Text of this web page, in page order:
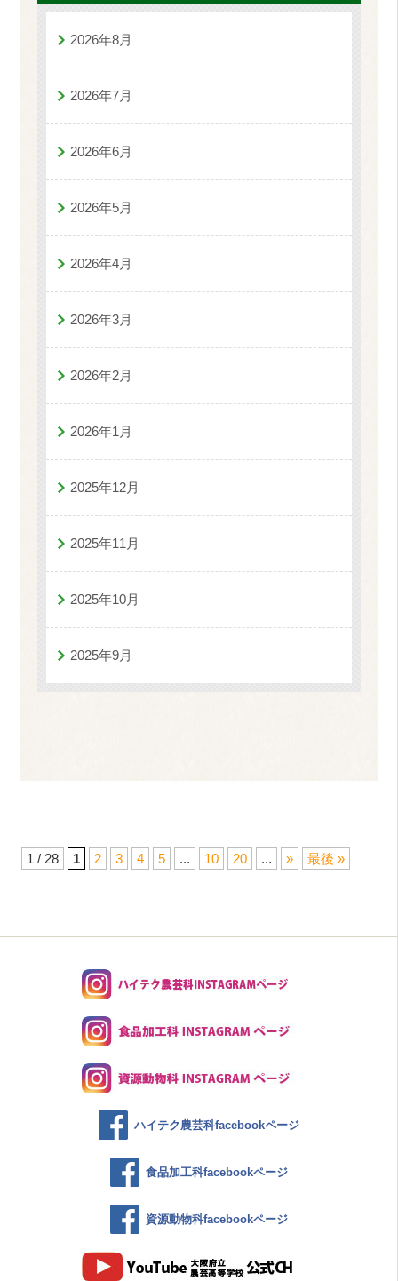
2026年8月
2026年7月
2026年6月
2026年5月
2026年4月
2026年3月
2026年2月
2026年1月
2025年12月
2025年11月
2025年10月
2025年9月
1 / 28 1 2 3 4 5 ... 10 20 ... » 最後 »
ハイテク農芸科facebookページ
食品加工科facebookページ
資源動物科facebookページ